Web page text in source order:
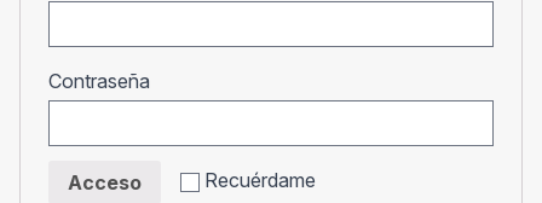
Contraseña
Recuérdame
Acceso